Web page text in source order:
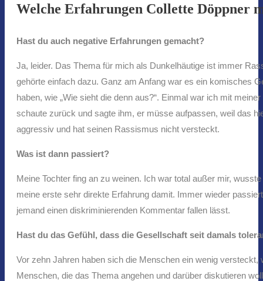
Welche Erfahrungen Collette Döppner
Hast du auch negative Erfahrungen gemacht?
Ja, leider. Das Thema für mich als Dunkelhäutige ist immer
gehörte einfach dazu. Ganz am Anfang war es ein komisches
haben, wie „Wie sieht die denn aus?“. Einmal war ich mit
schaute zurück und sagte ihm, er müsse aufpassen, weil das
aggressiv und hat seinen Rassismus nicht versteckt.
Was ist dann passiert?
Meine Tochter fing an zu weinen. Ich war total außer mir,
meine erste sehr direkte Erfahrung damit. Immer wieder
jemand einen diskriminierenden Kommentar fallen lässt.
Hast du das Gefühl, dass die Gesellschaft seit damals
Vor zehn Jahren haben sich die Menschen ein wenig
Menschen, die das Thema angehen und darüber diskutieren